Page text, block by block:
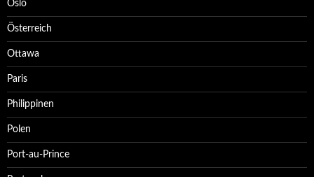
Oslo
Österreich
Ottawa
Paris
Philippinen
Polen
Port-au-Prince